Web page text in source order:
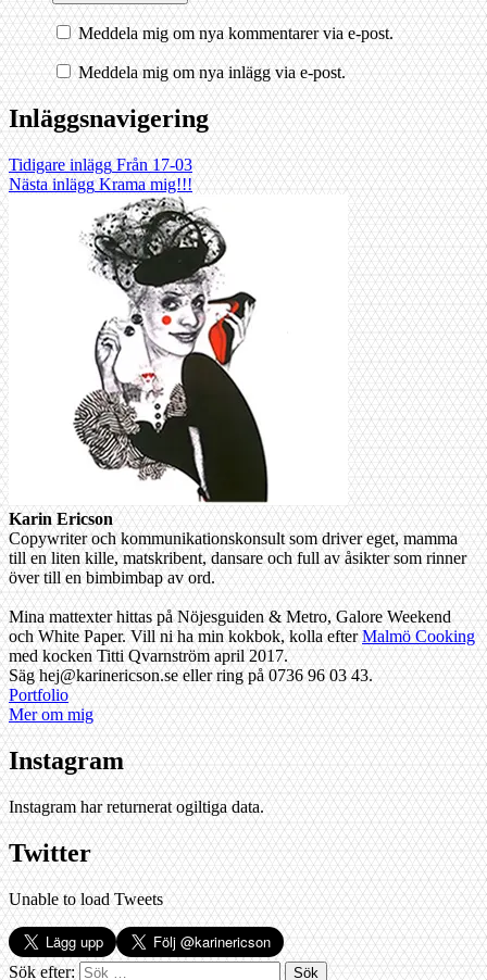
Meddela mig om nya kommentarer via e-post.
Meddela mig om nya inlägg via e-post.
Inläggsnavigering
Tidigare inläggFrån 17-03
Nästa inläggKrama mig!!!
Karin Ericson
Copywriter och kommunikationskonsult som driver eget, mamma
till en liten kille, matskribent, dansare och full av åsikter som rinner
över till en bimbimbap av ord.
Mina mattexter hittas på Nöjesguiden & Metro, Galore Weekend
och White Paper. Vill ni ha min kokbok, kolla efterMalmö Cooking
med kocken Titti Qvarnström april 2017.
Säg hej@karinericson.se eller ring på 0736 96 03 43.
Portfolio
Mer om mig
Instagram
Instagram har returnerat ogiltiga data.
Twitter
Unable to load Tweets
Sök efter: